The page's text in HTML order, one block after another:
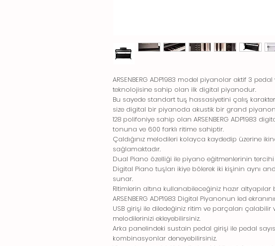
ARSENBERG ADP1983 model piyanolar aktif 3
teknolojisine sahip olan ilk digital piyanodur.
Bu sayede standart tuş hassasiyetini çalış
size digital bir piyanoda akustik bir grand
128 polifoniye sahip olan ARSENBERG ADP1983
tonuna ve 600 farklı ritime sahiptir.
Çaldığınız melodileri kolayca kaydedip üzerine
sağlamaktadır.
Dual Piano özelliği ile piyano eğitmenlerinin tercihi
Digital Piano tuşları ikiye bölerek iki kişinin aynı
sunar.
Ritimlerin altına kullanabileceğiniz hazır altyapılar
ARSENBERG ADP1983 Digital Piyanonun led
USB girişi ile diledeğiniz ritim ve parçaları çalabilir
melodilerinizi ekleyebilirsiniz.
Arka panelindeki sustain pedal girişi ile pedal
kombinasyonlar deneyebilirsiniz.